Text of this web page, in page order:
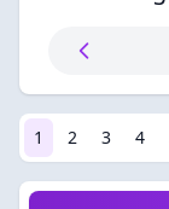
1 2 3 4